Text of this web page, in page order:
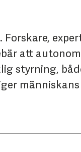
att
styrning,